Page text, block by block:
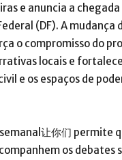
e anuncia a chegada
(DF). A mudança
o compromisso do
locais e
e os espaços de
让你们 permite
os debates